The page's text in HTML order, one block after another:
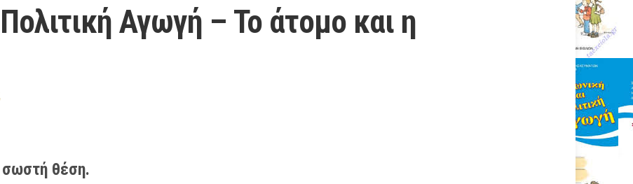
Αγωγή – Το άτομο και η
θέση.